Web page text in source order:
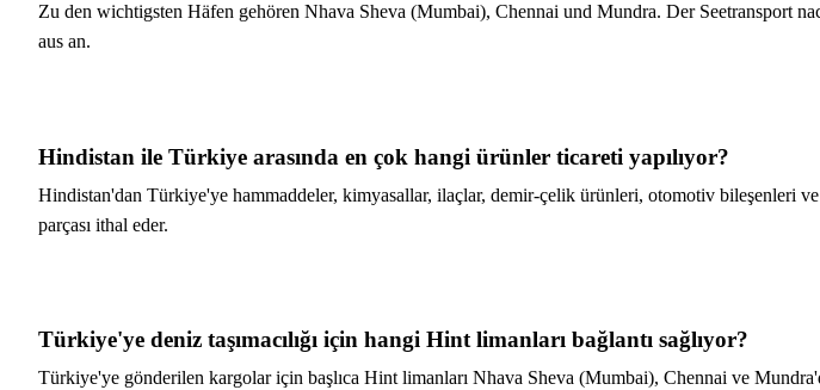
Zu den wichtigsten Häfen gehören Nhava Sheva (Mumbai), Chennai und Mundra. Der Seetransport
aus an.
Hindistan ile Türkiye arasında en çok hangi ürünler ticareti yapılıyor?
Hindistan'dan Türkiye'ye hammaddeler, kimyasallar, ilaçlar, demir-çelik ürünleri, otomotiv bileşenleri
parçası ithal eder.
Türkiye'ye deniz taşımacılığı için hangi Hint limanları bağlantı sağlıyor?
Türkiye'ye gönderilen kargolar için başlıca Hint limanları Nhava Sheva (Mumbai), Chennai ve